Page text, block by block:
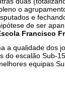
o
e
de ser
Francisco
a qualidade dos
do escalão Sub-
equipas